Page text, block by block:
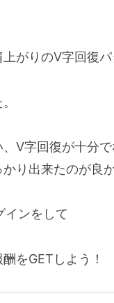
がりのV字回復
V字回復が十分
り出来たのが良
ンをして
をGETしよう！